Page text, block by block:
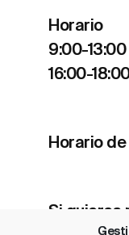
Horario
9:00-13:00
16:00-
Horario
Si quieres